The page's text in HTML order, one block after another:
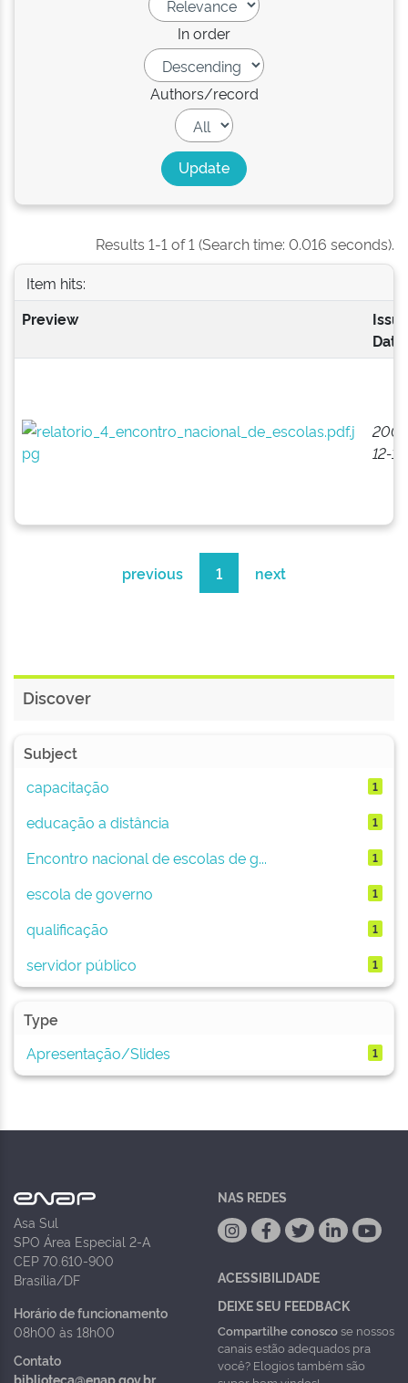
In order
Authors/record
Results 1-1 of 1 (Search time: 0.016 seconds).
Item hits:
Preview
Date
12-15
previous 1 next
Discover
Subject
capacitação
1
educação a distância 1
Encontro nacional de escolas de g... 1
escola de governo 1
qualificação 1
servidor público 1
Type
Apresentação/Slides
1
Asa Sul
SPO Área Especial 2-A
CEP 70.610-900
Brasília/DF
Horário de funcionamento
08h00 às 18h00
Contato
biblioteca@enap.gov.br
NAS REDES
ACESSIBILIDADE
DEIXE SEU FEEDBACK
Compartilhe conoscose nossos
canais estão adequados pra
você? Elogios também são